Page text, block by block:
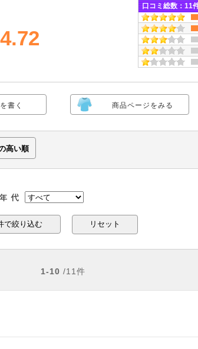
4.72
口コミ総数：11
書く 商品ページをみる
高い順
リセット
1-10 /11件